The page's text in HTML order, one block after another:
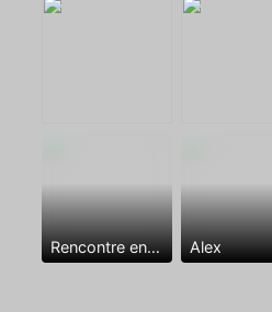
Rencontre entre mecs Alex